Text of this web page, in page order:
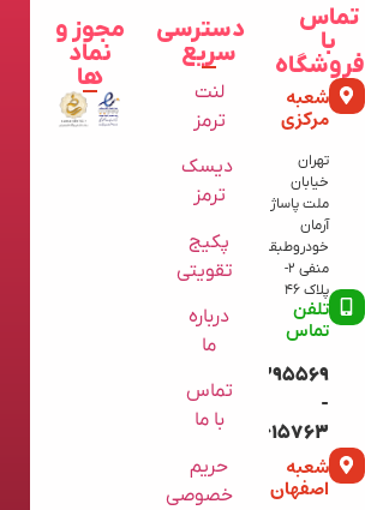
تماس
با
فروشگاه
شعبه
مرکزی
تهران
خیابان
ملت پاساژ
آرمان
خودروطبقه
منفی 2-
پلاک 46
تلفن
تماس
09120395569
-
02136615763
شعبه
اصفهان
دسترسی
سریع
لنت
ترمز
دیسک
ترمز
پکیج
تقویتی
درباره
ما
تماس
با ما
حریم
خصوصی
مجوز و
نماد
ها